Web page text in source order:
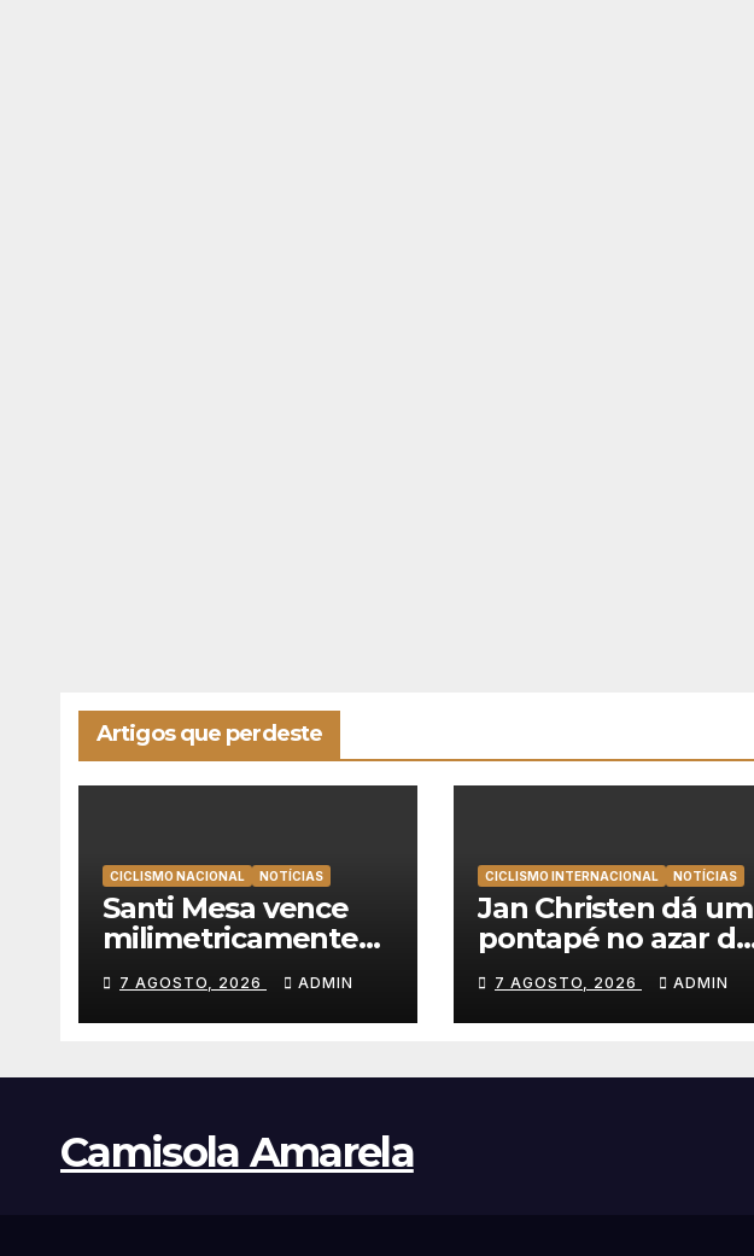
Artigos que perdeste
CICLISMO NACIONAL NOTÍCIAS
Santi Mesa vence
milimetricamente
em Albufeira, Rui
Oliveira mantém a
amarela da Volta a
7 AGOSTO, 2026 ADMIN
CICLISMO INTERNACIONAL NOTÍCIAS
Jan Christen dá um
pontapé no azar da
UAE Team Emirates
e vence na Volta a
Polónia
7 AGOSTO, 2026 ADMIN
Camisola Amarela